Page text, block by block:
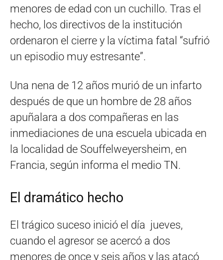
menores de edad con un cuchillo. Tras el
hecho, los directivos de la institución
ordenaron el cierre y la víctima fatal “sufrió
un episodio muy estresante”.
Una nena de 12 años murió de un infarto
después de que un hombre de 28 años
apuñalara a dos compañeras en las
inmediaciones de una escuela ubicada en
la localidad de Souffelweyersheim, en
Francia, según informa el medio TN.
El dramático hecho
El trágico suceso inició el día jueves,
cuando el agresor se acercó a dos
menores de once y seis años y las atacó